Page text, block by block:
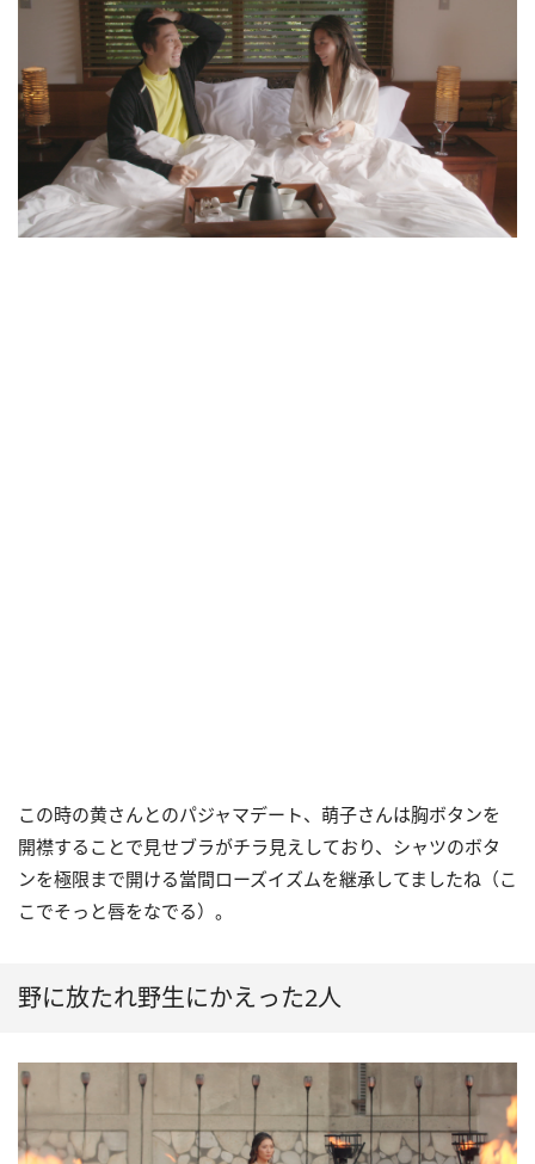
この時の黄さんとのパジャマデート、萌子さんは胸ボタンを
開襟することで見せブラがチラ見えしており、シャツのボタ
ンを極限まで開ける當間ローズイズムを継承してましたね（こ
こでそっと唇をなでる）。
野に放たれ野生にかえった2人